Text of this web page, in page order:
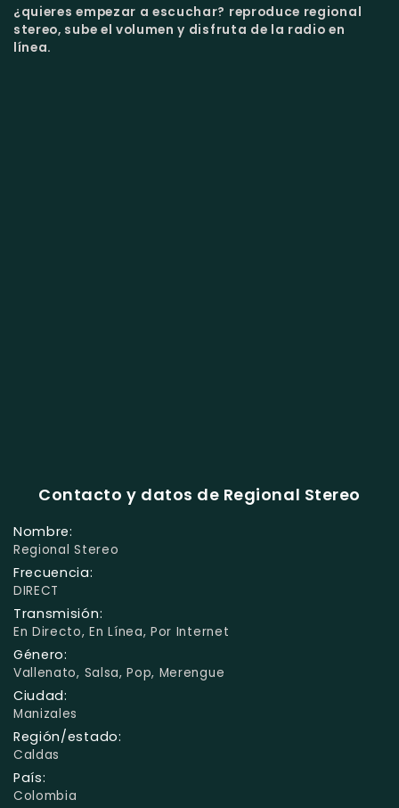
¿quieres empezar a escuchar? reproduce regional
stereo, sube el volumen y disfruta de la radio en
línea.
Contacto y datos de Regional Stereo
Nombre:
Regional Stereo
Frecuencia:
DIRECT
Transmisión:
En Directo, En Línea, Por Internet
Género:
Vallenato, Salsa, Pop, Merengue
Ciudad:
Manizales
Región/estado:
Caldas
País:
Colombia